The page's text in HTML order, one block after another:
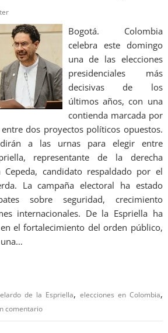
Bogotá. Colombia
celebra este domingo
una de las elecciones
presidenciales más
decisivas de los
últimos años, con una
contienda marcada por
dos proyectos políticos opuestos.
a las urnas para elegir entre
representante de la derecha
Cepeda, candidato respaldado por el
La campaña electoral ha estado
sobre seguridad, crecimiento
internacionales. De la Espriella ha
el fortalecimiento del orden público,
de la Espriella, elecciones en Colombia,
comentario